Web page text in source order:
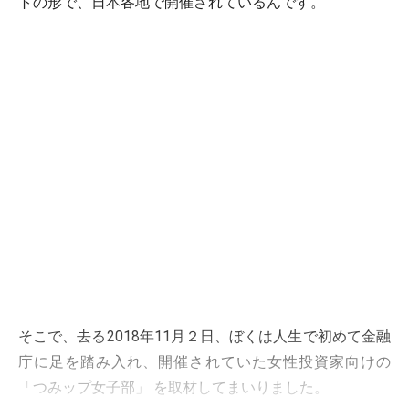
そこで、去る2018年11月２日、ぼくは人生で初めて金融
庁に足を踏み入れ、開催されていた女性投資家向けの
「つみップ女子部」 を取材してまいりました。